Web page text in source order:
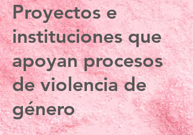
Proyectos e
instituciones que
apoyan procesos
de violencia de
género